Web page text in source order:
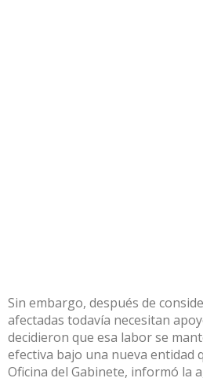
Sin embargo, después de
afectadas todavía necesitan
decidieron que esa labor se
efectiva bajo una nueva entidad
Oficina del Gabinete, informó la